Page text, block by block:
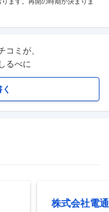
コミが、
るべに
株式会社電